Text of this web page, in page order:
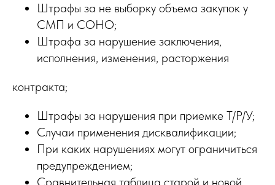
Штрафы за не выборку объема закупок у
СМП и СОНО;
Штрафа за нарушение заключения,
исполнения, изменения, расторжения
контракта;
Штрафы за нарушения при приемке Т/Р/У;
Случаи применения дисквалификации;
При каких нарушениях могут ограничиться
предупреждением;
Сравнительная таблица старой и новой